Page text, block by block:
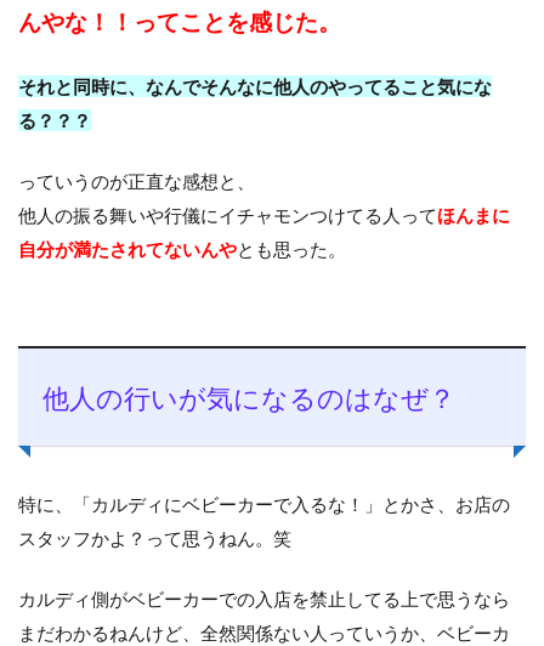
んやな！！ってことを感じた。
それと同時に、なんでそんなに他人のやってること気にな
る？？？
っていうのが正直な感想と、
他人の振る舞いや行儀にイチャモンつけてる人ってほんまに
自分が満たされてないんやとも思った。
他人の行いが気になるのはなぜ？
特に、「カルディにベビーカーで入るな！」とかさ、お店の
スタッフかよ？って思うねん。笑
カルディ側がベビーカーでの入店を禁止してる上で思うなら
まだわかるねんけど、全然関係ない人っていうか、ベビーカ